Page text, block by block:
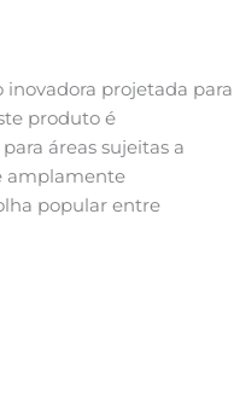
inovadora projetada para
produto é
áreas sujeitas a
amplamente
popular entre